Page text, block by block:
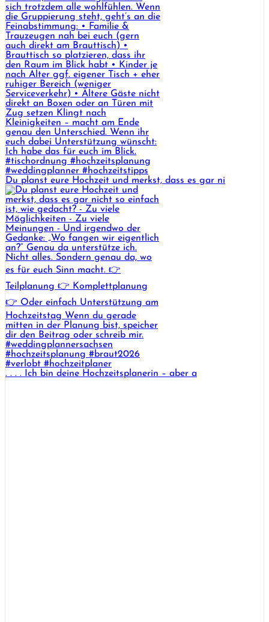
Du planst eure Hochzeit und merkst, dass es gar ni
. . . . Ich bin deine Hochzeitsplanerin – aber a